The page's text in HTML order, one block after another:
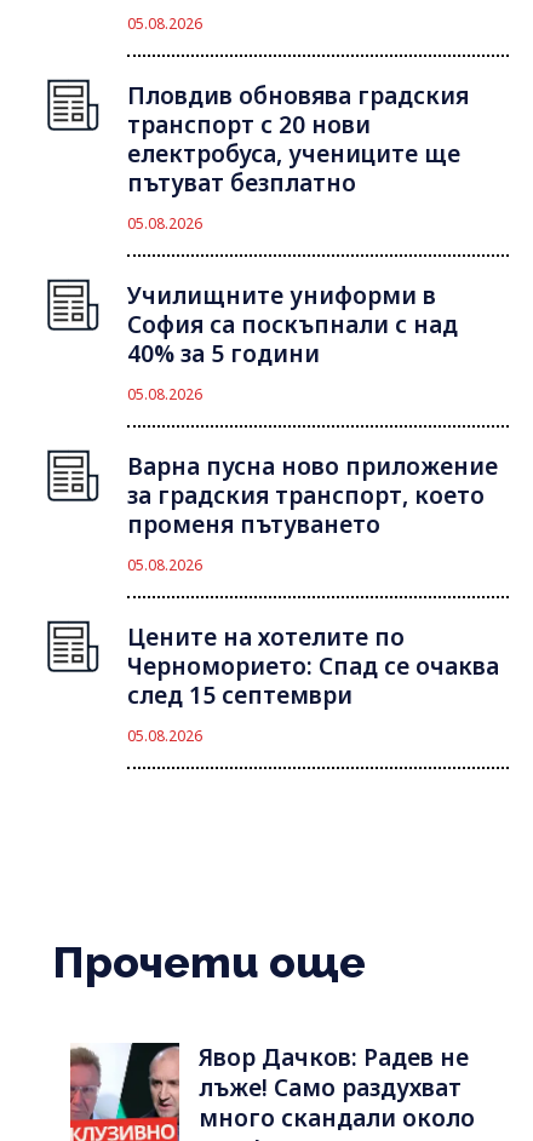
05.08.2026
Пловдив обновява градския
транспорт с 20 нови
електробуса, учениците ще
пътуват безплатно
05.08.2026
Училищните униформи в
София са поскъпнали с над
40% за 5 години
05.08.2026
Варна пусна ново приложение
за градския транспорт, което
променя пътуването
05.08.2026
Цените на хотелите по
Черноморието: Спад се очаква
след 15 септември
05.08.2026
Прочети още
Явор Дачков: Радев не
лъже! Само раздухват
много скандали около